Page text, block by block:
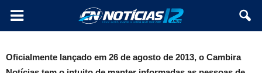
Oficialmente lançado em 26 de agosto de 2013, o Cambira